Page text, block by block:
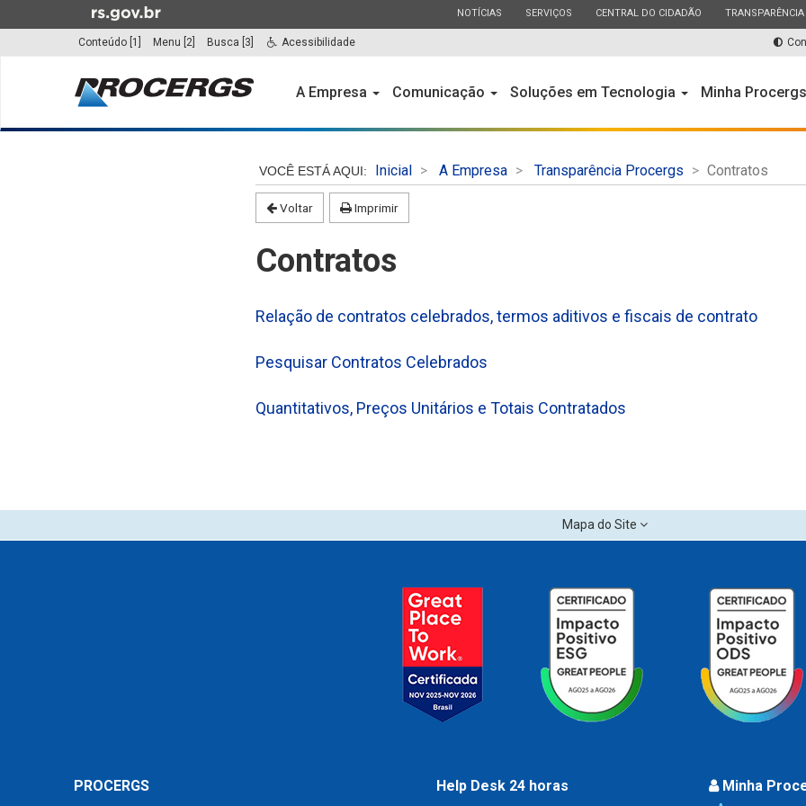
para
o
ESTADO
NOTÍCIAS ESTADO
SERVIÇOS ESTADO
CENTRAL DO CIDADÃO ESTADO
TRANSPARÊNCIA
Conteúdo [1] Menu [2] Busca [3] Acessibilidade
do
A Empresa Comunicação Soluções em Tecnologia Minha
Inicial A Empresa Transparência Procergs Contratos
Voltar Imprimir
Contratos
Relação de contratos celebrados, termos aditivos e fiscais de contrato
Pesquisar Contratos Celebrados
Quantitativos, Preços Unitários e Totais Contratados
Mapa do Site
PROCERGS Help Desk 24 horas
Minha